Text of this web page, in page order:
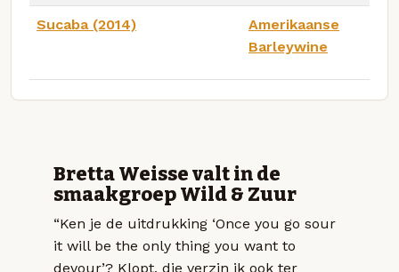
Sucaba (2014)
Amerikaanse
Barleywine
Bretta Weisse valt in de
smaakgroep Wild & Zuur
“Ken je de uitdrukking ‘Once you go sour
it will be the only thing you want to
devour’? Klopt, die verzin ik ook ter